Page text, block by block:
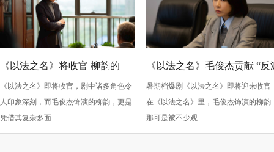
《以法之名》将收官 柳韵的
“蠢” 让毛俊杰重回巅峰
《以法之名》即将收官，剧中诸多角色令
人印象深刻，而毛俊杰饰演的柳韵，更是
凭借其复杂多面...
《以法之名》毛俊杰贡献 “反
级” 演技？柳韵的 “蠢” 是表演
的胜利！
暑期档爆剧《以法之名》即将迎来收官
在《以法之名》里，毛俊杰饰演的柳韵
那可是被不少观...